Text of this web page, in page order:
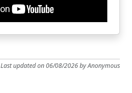
Last updated on 06/08/2026 by Anonymous